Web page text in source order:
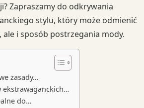
Zapraszamy do odkrywania
stylu, który może odmienić
i sposób postrzegania mody.
zasady…
ekstrawaganckich…
do…